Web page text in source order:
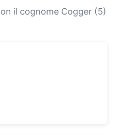
famiglie con questo
il cognome Cogger (5)